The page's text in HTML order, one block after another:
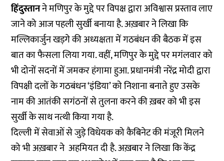
हिंदुस्तानने मणिपुर के मुद्दे पर विपक्ष द्वारा अविश्वास प्रस्ताव लाए
जाने को आज पहली सुर्खी बनाया है. अख़बार ने लिखा कि
मल्लिकार्जुन खड़गे की अध्यक्षता में गठबंधन की बैठक में इस
बात का फैसला लिया गया. वहीं, मणिपुर के मुद्दे पर मगंलवार को
भी दोनों सदनों में जमकर हंगामा हुआ. प्रधानमंत्री नरेंद्र मोदी द्वारा
विपक्षी दलों के गठबंधन ‘इंडिया’ को निशाना बनाते हुए उसके
नाम की आतंकी सगंठनों से तुलना करने की ख़बर को भी इस
सुर्खी के साथ नत्थी किया गया है.
दिल्ली में सेवाओं से जुड़े विधेयक को कैबिनेट की मंजूरी मिलने
को भी अख़बार ने अहमियत दी है. अख़बार ने लिखा कि केंद्र